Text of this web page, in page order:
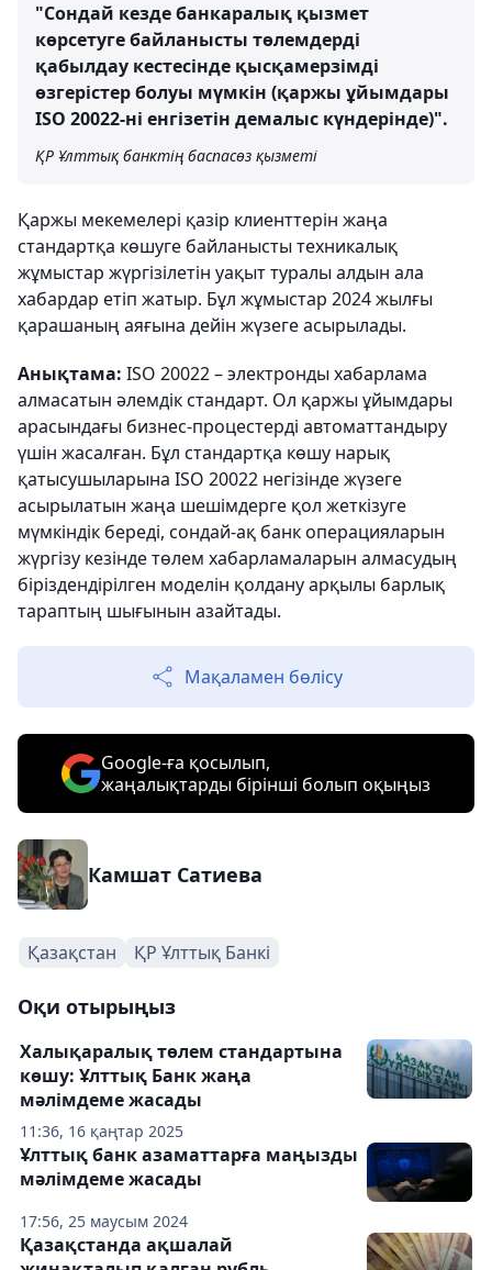
"Сондай кезде банкаралық қызмет
көрсетуге байланысты төлемдерді
қабылдау кестесінде қысқамерзімді
өзгерістер болуы мүмкін (қаржы ұйымдары
ISO 20022-ні енгізетін демалыс күндерінде)".
ҚР Ұлттық банктің баспасөз қызметі
Қаржы мекемелері қазір клиенттерін жаңа
стандартқа көшуге байланысты техникалық
жұмыстар жүргізілетін уақыт туралы алдын ала
хабардар етіп жатыр. Бұл жұмыстар 2024 жылғы
қарашаның аяғына дейін жүзеге асырылады.
Анықтама: ISO 20022 – электронды хабарлама
алмасатын әлемдік стандарт. Ол қаржы ұйымдары
арасындағы бизнес-процестерді автоматтандыру
үшін жасалған. Бұл стандартқа көшу нарық
қатысушыларына ISO 20022 негізінде жүзеге
асырылатын жаңа шешімдерге қол жеткізуге
мүмкіндік береді, сондай-ақ банк операцияларын
жүргізу кезінде төлем хабарламаларын алмасудың
біріздендірілген моделін қолдану арқылы барлық
тараптың шығынын азайтады.
Мақаламен бөлісу
Google-ға қосылып,
жаңалықтарды бірінші болып оқыңыз
Камшат Сатиева
Қазақстан ҚР Ұлттық Банкі
Оқи отырыңыз
11:36, 16 қаңтар 2025
Халықаралық төлем стандартына
көшу: Ұлттық Банк жаңа
мәлімдеме жасады
17:56, 25 маусым 2024
Ұлттық банк азаматтарға маңызды
мәлімдеме жасады
Қазақстанда ақшалай